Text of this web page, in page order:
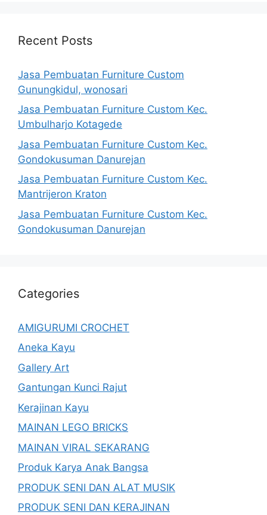
Recent Posts
Jasa Pembuatan Furniture Custom
Gunungkidul, wonosari
Jasa Pembuatan Furniture Custom Kec.
Umbulharjo Kotagede
Jasa Pembuatan Furniture Custom Kec.
Gondokusuman Danurejan
Jasa Pembuatan Furniture Custom Kec.
Mantrijeron Kraton
Jasa Pembuatan Furniture Custom Kec.
Gondokusuman Danurejan
Categories
AMIGURUMI CROCHET
Aneka Kayu
Gallery Art
Gantungan Kunci Rajut
Kerajinan Kayu
MAINAN LEGO BRICKS
MAINAN VIRAL SEKARANG
Produk Karya Anak Bangsa
PRODUK SENI DAN ALAT MUSIK
PRODUK SENI DAN KERAJINAN